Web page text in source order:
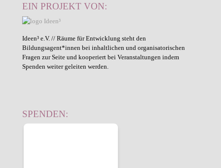
EIN PROJEKT VON:
Ideen³ e.V. // Räume für Entwicklung steht den
Bildungsagent*innen bei inhaltlichen und organisatorischen
Fragen zur Seite und kooperiert bei Veranstaltungen indem
Spenden weiter geleiten werden.
SPENDEN: